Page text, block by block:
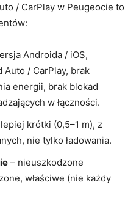
/ CarPlay w Peugeocie to
Androida / iOS,
Auto / CarPlay, brak
energii, brak blokad
w łączności.
krótki (0,5–1 m), z
nie tylko ładowania.
– nieuszkodzone
właściwe (nie każdy